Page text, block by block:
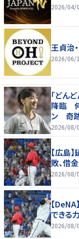
2026/04/
王貞治
2026/06/
「どん
降臨 何
ン 奇跡
神」
2026/08/
【広島
敗、借
2026/08/
【
できる
2026/08/